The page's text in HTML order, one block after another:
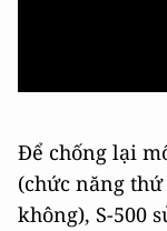
Để chống lại
(chức năng
không), S-500